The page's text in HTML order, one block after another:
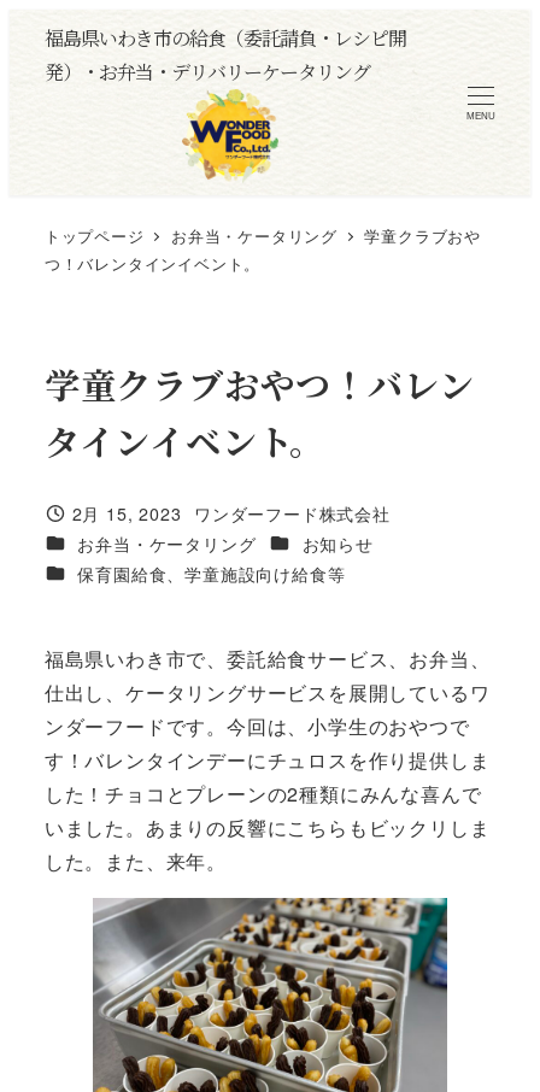
福島県いわき市の給食（委託請負・レシピ開
発）・お弁当・デリバリーケータリング
MENU
トップページ お弁当・ケータリング
学童クラブおや
つ！バレンタインイベント。
学童クラブおやつ！バレン
タインイベント。
投稿日
2月 15, 2023
著
者
ワンダーフード株式会社
カテゴリー
お弁当・ケータリング カテゴリー
お知らせ
カテゴリー
保育園給食、学童施設向け給食等
福島県いわき市で、委託給食サービス、お弁当、
仕出し、ケータリングサービスを展開しているワ
ンダーフードです。今回は、小学生のおやつで
す！バレンタインデーにチュロスを作り提供しま
した！チョコとプレーンの2種類にみんな喜んで
いました。あまりの反響にこちらもビックリしま
した。また、来年。